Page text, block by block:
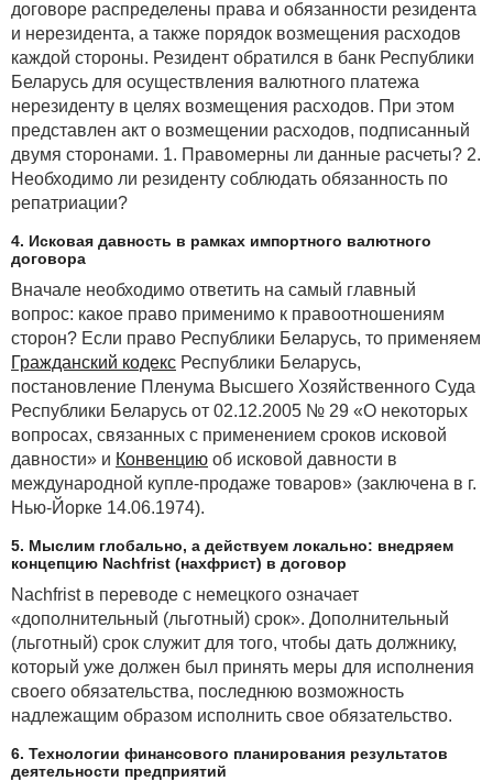
договоре распределены права и обязанности резидента
и нерезидента, а также порядок возмещения расходов
каждой стороны. Резидент обратился в банк Республики
Беларусь для осуществления валютного платежа
нерезиденту в целях возмещения расходов. При этом
представлен акт о возмещении расходов, подписанный
двумя сторонами. 1. Правомерны ли данные расчеты? 2.
Необходимо ли резиденту соблюдать обязанность по
репатриации?
4. Исковая давность в рамках импортного валютного
договора
Вначале необходимо ответить на самый главный
вопрос: какое право применимо к правоотношениям
сторон? Если право Республики Беларусь, то применяем
Гражданский кодекс Республики Беларусь,
постановление Пленума Высшего Хозяйственного Суда
Республики Беларусь от 02.12.2005 № 29 «О некоторых
вопросах, связанных с применением сроков исковой
давности» и Конвенцию об исковой давности в
международной купле-продаже товаров» (заключена в г.
Нью-Йорке 14.06.1974).
5. Мыслим глобально, а действуем локально: внедряем
концепцию Nachfrist (нахфрист) в договор
Nachfrist в переводе с немецкого означает
«дополнительный (льготный) срок». Дополнительный
(льготный) срок служит для того, чтобы дать должнику,
который уже должен был принять меры для исполнения
своего обязательства, последнюю возможность
надлежащим образом исполнить свое обязательство.
6. Технологии финансового планирования результатов
деятельности предприятий